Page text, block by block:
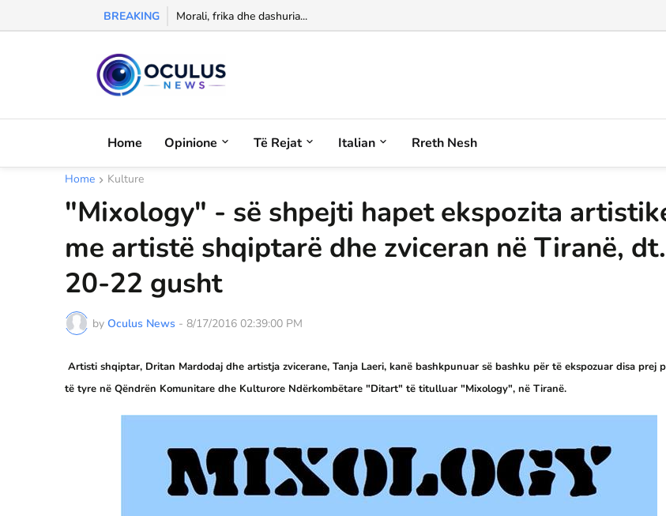
BREAKING Morali, frika dhe dashuria...
Izet Shulku sfidon verën: noton në liqenin plot akull e borë anash në Korab...
Home Opinione Të Rejat Italian Rreth Nesh
Home Kulture
"Mixology" - së shpejti hapet ekspozita
me artistë shqiptarë dhe zviceran në Tiranë, dt.
20-22 gusht
by Oculus News - 8/17/2016 02:39:00 PM
Artisti shqiptar, Dritan Mardodaj dhe artistja zvicerane, Tanja Laeri, kanë bashkpunuar së bashku për të ekspozuar disa prej
të tyre në Qëndrën Komunitare dhe Kulturore Ndërkombëtare "Ditart" të titulluar "Mixology", në Tiranë.